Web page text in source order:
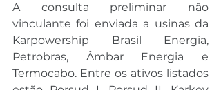
A consulta preliminar não
vinculante foi enviada a usinas da
Karpowership Brasil Energia,
Petrobras, Âmbar Energia e
Termocabo. Entre os ativos listados